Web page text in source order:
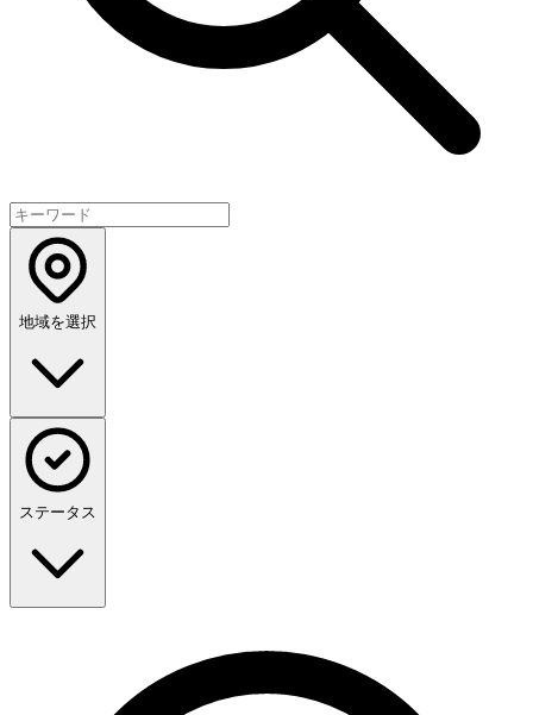
地域を選択
ステータス